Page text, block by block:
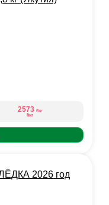
2573 ₽/кг
5кг